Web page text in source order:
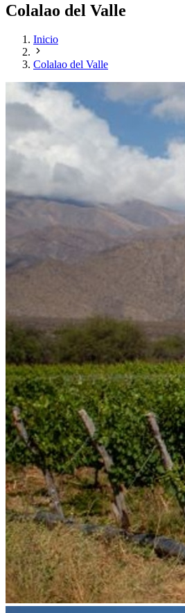
Colalao del Valle
Inicio
Colalao del Valle